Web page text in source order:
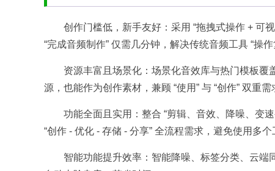
创作门槛低，新手友好：采用 “拖拽式操作 + 可
“完成音频制作” 仅需几分钟，解决传统音频工具 “操作
资源丰富且场景化：场景化音效库与热门模板
源，也能作为创作素材，兼顾 “使用” 与 “创作” 双重需
功能全面且实用：整合 “剪辑、音效、降噪、变
“创作 - 优化 - 存储 - 分享” 全流程需求，避免使用多个
智能功能提升效率：智能降噪、标签分类、云端